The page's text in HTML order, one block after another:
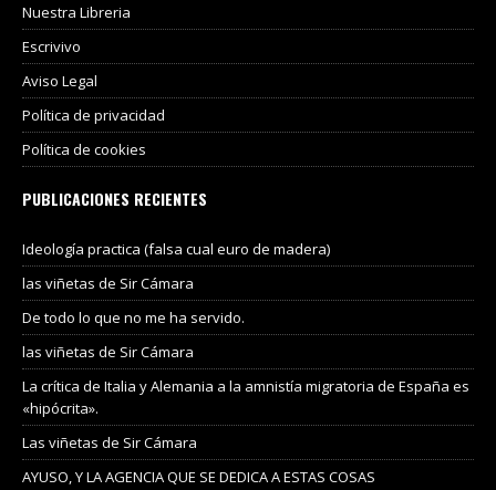
Nuestra Libreria
Escrivivo
Aviso Legal
Política de privacidad
Política de cookies
PUBLICACIONES RECIENTES
Ideología practica (falsa cual euro de madera)
las viñetas de Sir Cámara
De todo lo que no me ha servido.
las viñetas de Sir Cámara
La crítica de Italia y Alemania a la amnistía migratoria de España es
«hipócrita».
Las viñetas de Sir Cámara
AYUSO, Y LA AGENCIA QUE SE DEDICA A ESTAS COSAS